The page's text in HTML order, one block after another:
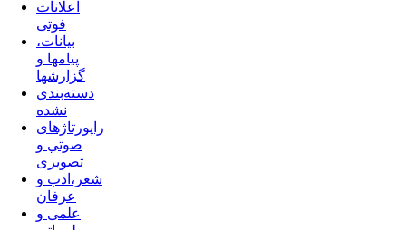
اعلانات
فوتی
بیانات،
پیامها و
گزارشها
دسته‌بندی
نشده
راپورتاژهای
صوتي و
تصويری
شعر،ادب و
عرفان
علمی و